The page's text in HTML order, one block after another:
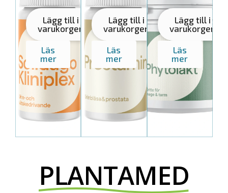
Lägg till i
varukorgen
Läs
mer
Lägg till i
varukorgen
Läs
mer
Lägg till i
varukorgen
Läs
mer
PLANTAMED